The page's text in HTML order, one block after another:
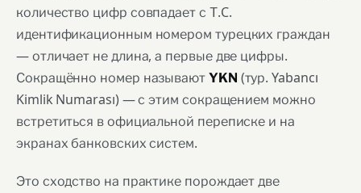
количество цифр совпадает с Т.C.
идентификационным номером турецких граждан
— отличает не длина, а первые две цифры.
Сокращённо номер называют YKN (тур. Yabancı
Kimlik Numarası) — с этим сокращением можно
встретиться в официальной переписке и на
экранах банковских систем.
Это сходство на практике порождает две